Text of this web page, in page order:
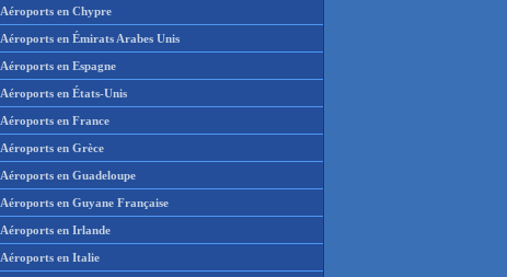
Aéroports en Chypre
Aéroports en Émirats Arabes Unis
Aéroports en Espagne
Aéroports en États-Unis
Aéroports en France
Aéroports en Grèce
Aéroports en Guadeloupe
Aéroports en Guyane Française
Aéroports en Irlande
Aéroports en Italie